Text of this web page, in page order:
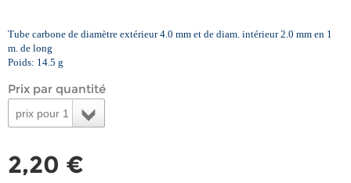
Tube carbone de diamètre extérieur 4.0 mm et de diam. intérieur 2.0 mm en 1
m. de long
Poids: 14.5 g
Prix par quantité
prix pour 1
2,20 €